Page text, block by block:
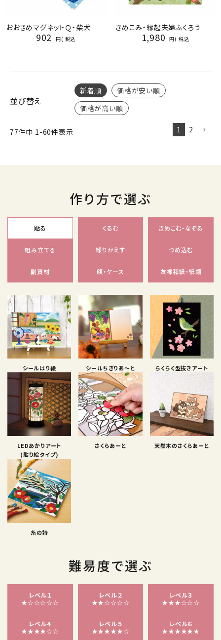
おおきめマグネットＱ・柴犬
902 税込
きめこみ・縁起夫婦ふくろう
1,980 税込
並び替え
新着順
価格が安い順
価格が高い順
77件中 1 -60件表示 1 2
作り方で選ぶ
貼る くるむ きめこむ・なぞる
組み立てる 繰りかえす つめ込む
副資材 額・ケース 友禅和紙・紙類
シールはり絵 シールちぎりあ〜と らくらく型抜きアート
LEDあかりアート
(貼り絵タイプ)
さくらあーと 天然木のさくらあーと
糸の詩
難易度で選ぶ
レベル１
★☆☆☆☆☆
レベル２
★★☆☆☆☆
レベル３
★★★☆☆☆
レベル４
★★★★☆☆
レベル５
★★★★★☆
レベル６
★★★★★★